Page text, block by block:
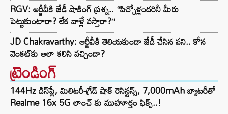
RGV: ఆర్జీవీకి జేడీ షాకింగ్ ప్రశ్న.. “పిచ్చోళ్లందరినీ మీరు
పెట్టుకుంటారా? లేక వాళ్లే వస్తారా?”
JD Chakravarthy: ఆర్జీవీకి తెలియకుండా జేడీ చేసిన పని.. కోన
వెంకట్‌కు అలా కలిసి వచ్చిందా?
ట్రెండింగ్‌
144Hz డిస్‌ప్లే, మిలిటరీ-గ్రేడ్ షాక్ రెసిస్టన్స్, 7,000mAh బ్యాటరీతో
Realme 16x 5G లాంచ్ కు ముహూర్తం ఫిక్స్..!